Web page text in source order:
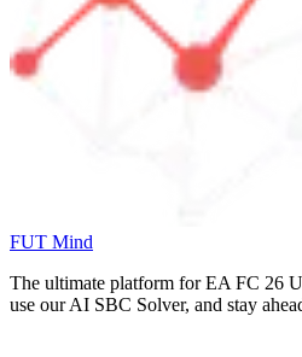
FUT Mind
The ultimate platform for EA FC 26
use our AI SBC Solver, and stay